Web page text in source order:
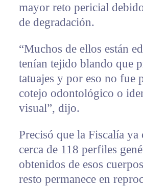
mayor reto pericial
de degradación.
“Muchos de ellos están
tenían tejido blando que
tatuajes y por eso no fue
cotejo odontológico o
visual”, dijo.
Precisó que la Fiscalía ya
cerca de 118 perfiles
obtenidos de esos
resto permanece en